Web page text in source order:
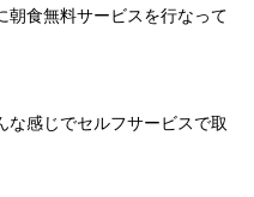
朝食無料サービスを行なって
な感じでセルフサービスで取